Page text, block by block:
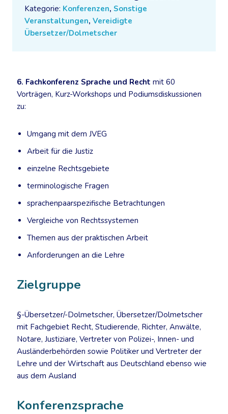
Kategorie: Konferenzen, Sonstige
Veranstaltungen, Vereidigte
Übersetzer/Dolmetscher
6. Fachkonferenz Sprache und Recht mit 60
Vorträgen, Kurz-Workshops und Podiumsdiskussionen
zu:
Umgang mit dem JVEG
Arbeit für die Justiz
einzelne Rechtsgebiete
terminologische Fragen
sprachenpaarspezifische Betrachtungen
Vergleiche von Rechtssystemen
Themen aus der praktischen Arbeit
Anforderungen an die Lehre
Zielgruppe
§-Übersetzer/-Dolmetscher, Übersetzer/Dolmetscher
mit Fachgebiet Recht, Studierende, Richter, Anwälte,
Notare, Justiziare, Vertreter von Polizei-, Innen- und
Ausländerbehörden sowie Politiker und Vertreter der
Lehre und der Wirtschaft aus Deutschland ebenso wie
aus dem Ausland
Konferenzsprache